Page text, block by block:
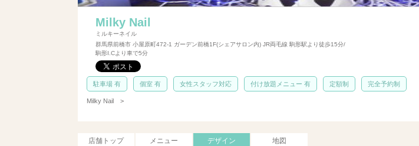
Milky Nail
ミルキーネイル
群馬県前橋市 小屋原町472-1 ガーデン前橋1F(シェアサロン内) JR両毛線 駒形駅より徒歩15分/
駒形I.Cより車で5分
駐車場 有 個室 有 女性スタッフ対応 付け放題メニュー 有 定額制 完全予約制
Milky Nail >
店舗トップ メニュー デザイン 地図